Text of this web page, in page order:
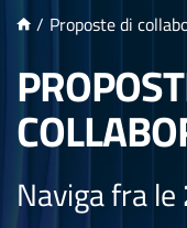
/ Proposte di
Naviga fra le